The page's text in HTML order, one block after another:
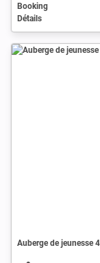
Booking
Détails
Auberge de jeunesse